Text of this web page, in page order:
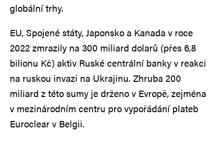
globální trhy.
EU, Spojené státy, Japonsko a Kanada v roce
2022 zmrazily na 300 miliard dolarů (přes 6,8
bilionu Kč) aktiv Ruské centrální banky v reakci
na ruskou invazi na Ukrajinu. Zhruba 200
miliard z této sumy je drženo v Evropě, zejména
v mezinárodním centru pro vypořádání plateb
Euroclear v Belgii.